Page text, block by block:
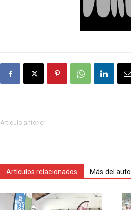
Artículo anterior
Artículos relacionados Más del